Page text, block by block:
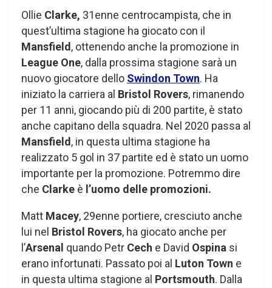
Ollie Clarke, 31enne centrocampista, che in
quest’ultima stagione ha giocato con il
Mansfield , ottenendo anche la promozione in
League One, dalla prossima stagione sarà un
nuovo giocatore dello Swindon Town. Ha
iniziato la carriera al Bristol Rovers, rimanendo
per 11 anni, giocando più di 200 partite, è stato
anche capitano della squadra. Nel 2020 passa al
Mansfield , in questa ultima stagione ha
realizzato 5 gol in 37 partite ed è stato un uomo
importante per la promozione. Potremmo dire
che Clarke è l’uomo delle promozioni.
Matt Macey, 29enne portiere, cresciuto anche
lui nel Bristol Rovers, ha giocato anche per
l’Arsenal quando Petr Cech e David Ospina si
erano infortunati. Passato poi al Luton Town e
in questa ultima stagione al Portsmouth. Dalla